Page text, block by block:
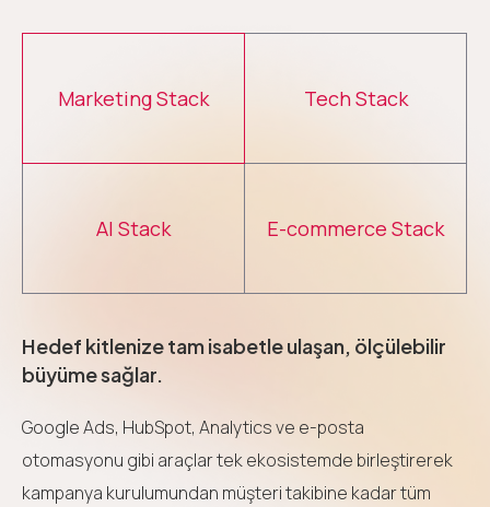
Marketing Stack Tech Stack
AI Stack E-commerce Stack
Hedef kitlenize tam isabetle ulaşan, ölçülebilir
büyüme sağlar.
Google Ads, HubSpot, Analytics ve e-posta
otomasyonu gibi araçlar tek ekosistemde birleştirerek
kampanya kurulumundan müşteri takibine kadar tüm